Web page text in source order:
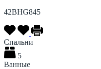
42BHG845
Спальни
5
Ванные